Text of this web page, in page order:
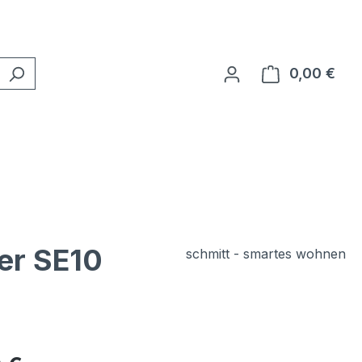
0,00 €
SE10 schmitt - smartes wohnen